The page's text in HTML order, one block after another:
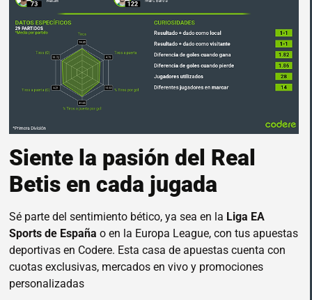
Siente la pasión del Real
Betis en cada jugada
Sé parte del sentimiento bético, ya sea en la Liga EA
Sports de España o en la Europa League, con tus apuestas
deportivas en Codere. Esta casa de apuestas cuenta con
cuotas exclusivas, mercados en vivo y promociones
personalizadas